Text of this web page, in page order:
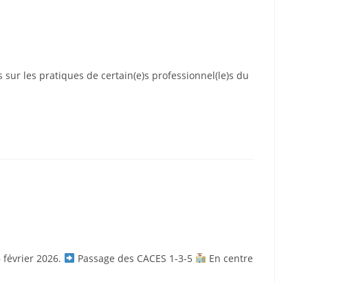
sur les pratiques de certain(e)s professionnel(le)s du
2026. Passage des CACES 1-3-5
En centre